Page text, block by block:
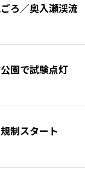
ろ／奥入瀬渓流
園で試験点灯
制スタート